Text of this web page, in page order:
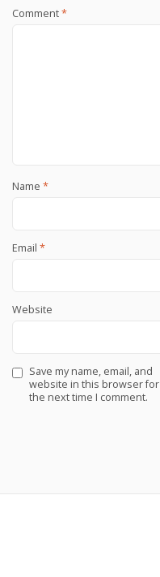
Comment*
Name *
Email *
Website
Save my name, email, and
website in this browser for
the next time I comment.